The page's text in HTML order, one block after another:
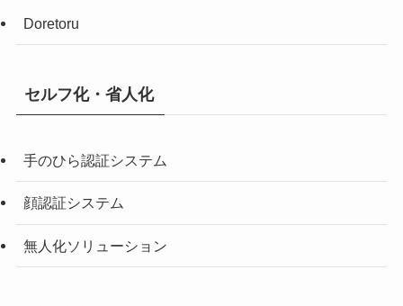
Doretoru
セルフ化・省人化
手のひら認証システム
顔認証システム
無人化ソリューション